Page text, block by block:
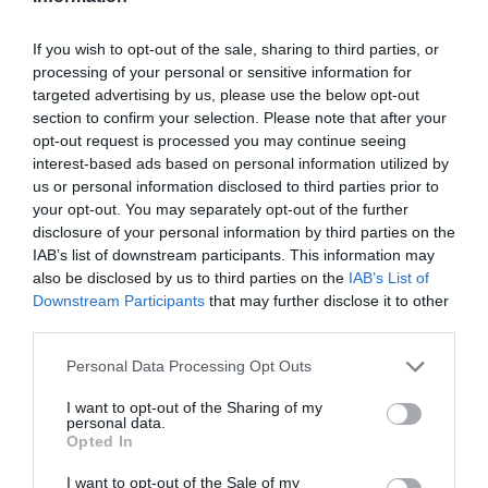
If you wish to opt-out of the sale, sharing to third parties, or
processing of your personal or sensitive information for
targeted advertising by us, please use the below opt-out
section to confirm your selection. Please note that after your
opt-out request is processed you may continue seeing
interest-based ads based on personal information utilized by
us or personal information disclosed to third parties prior to
your opt-out. You may separately opt-out of the further
disclosure of your personal information by third parties on the
IAB’s list of downstream participants. This information may
also be disclosed by us to third parties on the IAB’s List of
Downstream Participants that may further disclose it to other
Personal Data Processing Opt Outs
I want to opt-out of the Sharing of my
personal data.
Opted In
I want to opt-out of the Sale of my
Torruella: "Queremos que el
talento en
ciberseguridad radique aquí
y no acabe en California
desarrollando nuevas
tecnologías"
"Tenemos derecho a defendernos desde el
producir en Catalunya en el ámbito digital",
reivindica el conseller. El incidente del 9N ocupó el
top 5 de ciberataques a escala mundial, pero no